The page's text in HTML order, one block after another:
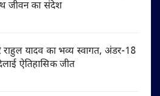
जीवन का संदेश
राहुल यादव का भव्य स्वागत, अंडर-18
ऐतिहासिक जीत